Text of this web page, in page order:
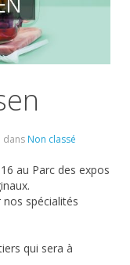
dans Non classé
au Parc des expos
spécialités
qui sera à